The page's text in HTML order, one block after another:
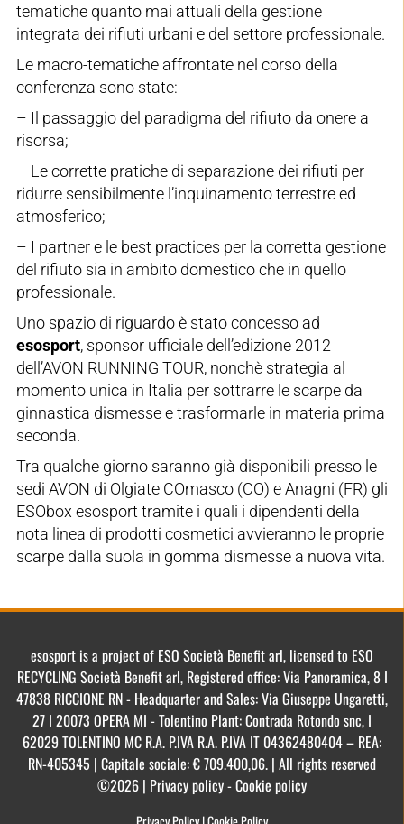
tematiche quanto mai attuali della gestione
integrata dei rifiuti urbani e del settore professionale.
Le macro-tematiche affrontate nel corso della
conferenza sono state:
– Il passaggio del paradigma del rifiuto da onere a
risorsa;
– Le corrette pratiche di separazione dei rifiuti per
ridurre sensibilmente l’inquinamento terrestre ed
atmosferico;
– I partner e le best practices per la corretta gestione
del rifiuto sia in ambito domestico che in quello
professionale.
Uno spazio di riguardo è stato concesso ad
esosport, sponsor ufficiale dell’edizione 2012
dell’AVON RUNNING TOUR, nonchè strategia al
momento unica in Italia per sottrarre le scarpe da
ginnastica dismesse e trasformarle in materia prima
seconda.
Tra qualche giorno saranno già disponibili presso le
sedi AVON di Olgiate COmasco (CO) e Anagni (FR) gli
ESObox esosport tramite i quali i dipendenti della
nota linea di prodotti cosmetici avvieranno le proprie
scarpe dalla suola in gomma dismesse a nuova vita.
esosport is a project of ESO Società Benefit arl, licensed to ESO
RECYCLING Società Benefit arl, Registered office: Via Panoramica, 8 I
47838 RICCIONE RN - Headquarter and Sales: Via Giuseppe Ungaretti,
27 I 20073 OPERA MI - Tolentino Plant: Contrada Rotondo snc, I
62029 TOLENTINO MC R.A. P.IVA R.A. P.IVA IT 04362480404 – REA:
RN-405345 | Capitale sociale: € 709.400,06. | All rights reserved
©2026 | Privacy policy - Cookie policy